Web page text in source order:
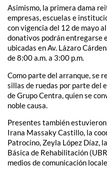
Asimismo, la primera dama
empresas, escuelas e
con vigencia del 12 de mayo
donativos podrán entregarse
ubicadas en Av. Lázaro
de 8:00 a.m. a 3:00 p.m.
Como parte del arranque, se
sillas de ruedas por parte del
de Grupo Centra, quien se
noble causa.
Presentes también
Irana Massaky Castillo, la
Patrocino, Zeyla López Díaz,
Básica de Rehabilitación
medios de comunicación